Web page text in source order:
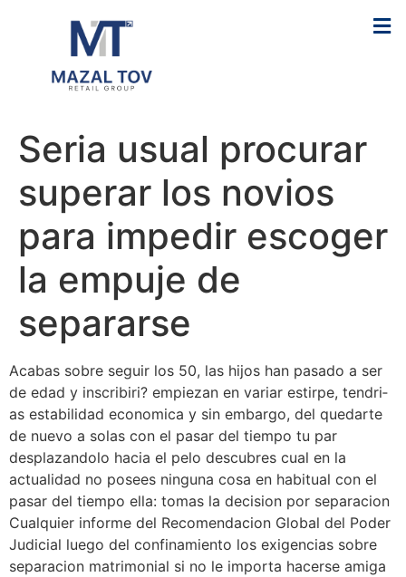
Seri­a usual procurar
superar los novios
para impedir escoger
la empuje de
separarse
Acabas sobre seguir los 50, las hijos han pasado a ser
de edad y inscribiri? empiezan en variar estirpe, tendri­
as estabilidad economica y sin embargo, del quedarte
de nuevo a solas con el pasar del tiempo tu par
desplazandolo hacia el pelo descubres cual en la
actualidad no posees ninguna cosa en habitual con el
pasar del tiempo ella: tomas la decision por separacion
Cualquier informe del Recomendacion Global del Poder
Judicial luego del confinamiento los exigencias sobre
separacion matrimonial si no le importa hacerse amiga